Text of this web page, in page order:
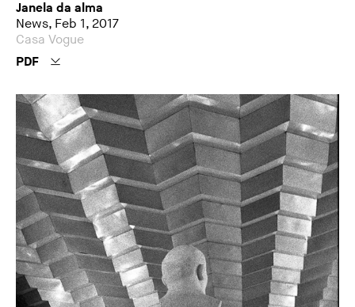
Janela da alma
News, Feb 1, 2017
Casa Vogue
PDF